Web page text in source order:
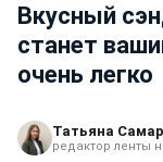
Вкусный
станет
очень легко
Татьяна
редактор ленты